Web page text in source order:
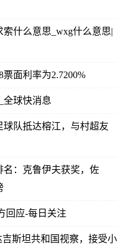
什么意思_wxg什么意思|
票面利率为2.7200%
全球快消息
队抵达榕江，与村超友
名：克鲁伊夫获奖，佐
回应-每日关注
斯坦共和国视察，接受小